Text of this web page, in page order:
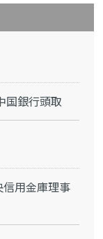
国銀行頭取
用金庫理事